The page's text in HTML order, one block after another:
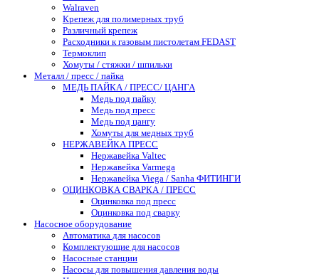
Walraven
Крепеж для полимерных труб
Различный крепеж
Расходники к газовым пистолетам FEDAST
Термоклип
Хомуты / стяжки / шпильки
Металл / пресс / пайка
МЕДЬ ПАЙКА / ПРЕСС/ ЦАНГА
Медь под пайку
Медь под пресс
Медь под цангу
Хомуты для медных труб
НЕРЖАВЕЙКА ПРЕСС
Нержавейка Valtec
Нержавейка Varmega
Нержавейка Viega / Sanha ФИТИНГИ
ОЦИНКОВКА СВАРКА / ПРЕСС
Оцинковка под пресс
Оцинковка под сварку
Насосное оборудование
Автоматика для насосов
Комплектующие для насосов
Насосные станции
Насосы для повышения давления воды